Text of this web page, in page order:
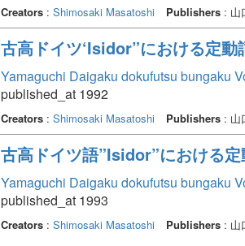
Creators: Shimosaki Masatoshi Publishers: 山
古高ドイツ‘Isidor”における定
Yamaguchi Daigaku dokufutsu bungaku
published_at 1992
Creators: Shimosaki Masatoshi Publishers: 山
古高ドイツ語”Isidor”における
Yamaguchi Daigaku dokufutsu bungaku
published_at 1993
Creators: Shimosaki Masatoshi Publishers: 山